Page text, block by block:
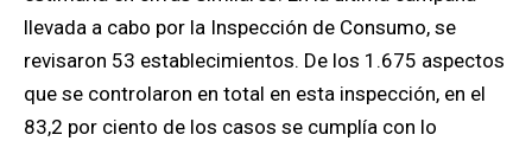
llevada a cabo por la Inspección de Consumo, se
revisaron 53 establecimientos. De los 1.675 aspectos
que se controlaron en total en esta inspección, en el
83,2 por ciento de los casos se cumplía con lo